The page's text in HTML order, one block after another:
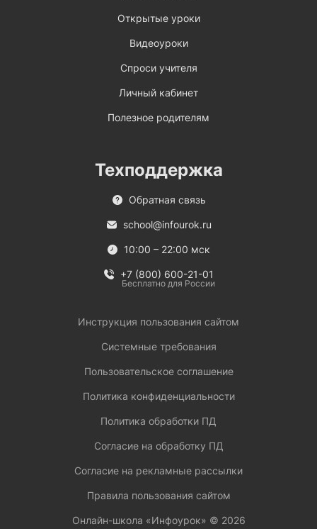
Открытые уроки
Видеоуроки
Спроси учителя
Личный кабинет
Полезное родителям
Техподдержка
Обратная связь
school@infourok.ru
10:00 – 22:00 мск
+7 (800) 600-21-01
Бесплатно для России
Инструкция пользования сайтом
Системные требования
Пользовательское соглашение
Политика конфиденциальности
Политика обработки ПД
Согласие на обработку ПД
Согласие на рекламные рассылки
Правила пользования сайтом
Онлайн-школа «Инфоурок» © 2026